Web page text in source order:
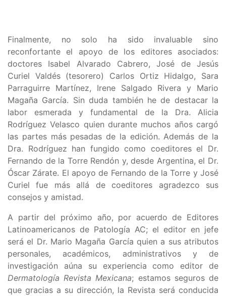
Finalmente, no solo ha sido invaluable sino
reconfortante el apoyo de los editores asociados:
doctores Isabel Alvarado Cabrero, José de Jesús
Curiel Valdés (tesorero) Carlos Ortiz Hidalgo, Sara
Parraguirre Martínez, Irene Salgado Rivera y Mario
Magaña García. Sin duda también he de destacar la
labor esmerada y fundamental de la Dra. Alicia
Rodríguez Velasco quien durante muchos años cargó
las partes más pesadas de la edición. Además de la
Dra. Rodríguez han fungido como coeditores el Dr.
Fernando de la Torre Rendón y, desde Argentina, el Dr.
Óscar Zárate. El apoyo de Fernando de la Torre y José
Curiel fue más allá de coeditores agradezco sus
consejos y amistad.
A partir del próximo año, por acuerdo de Editores
Latinoamericanos de Patología AC; el editor en jefe
será el Dr. Mario Magaña García quien a sus atributos
personales, académicos, administrativos y de
investigación aúna su experiencia como editor de
Dermatología Revista Mexicana; estamos seguros de
que gracias a su dirección, la Revista será conducida